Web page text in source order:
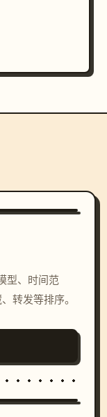
型、时间范
转发等排序。